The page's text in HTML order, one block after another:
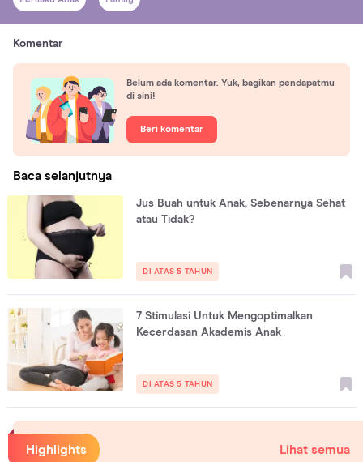
Komentar
Belum ada komentar. Yuk, bagikan pendapatmu
di sini!
Beri komentar
Baca selanjutnya
Jus Buah untuk Anak, Sebenarnya Sehat
atau Tidak?
DI ATAS 5 TAHUN
7 Stimulasi Untuk Mengoptimalkan
Kecerdasan Akademis Anak
DI ATAS 5 TAHUN
Highlights Lihat semua